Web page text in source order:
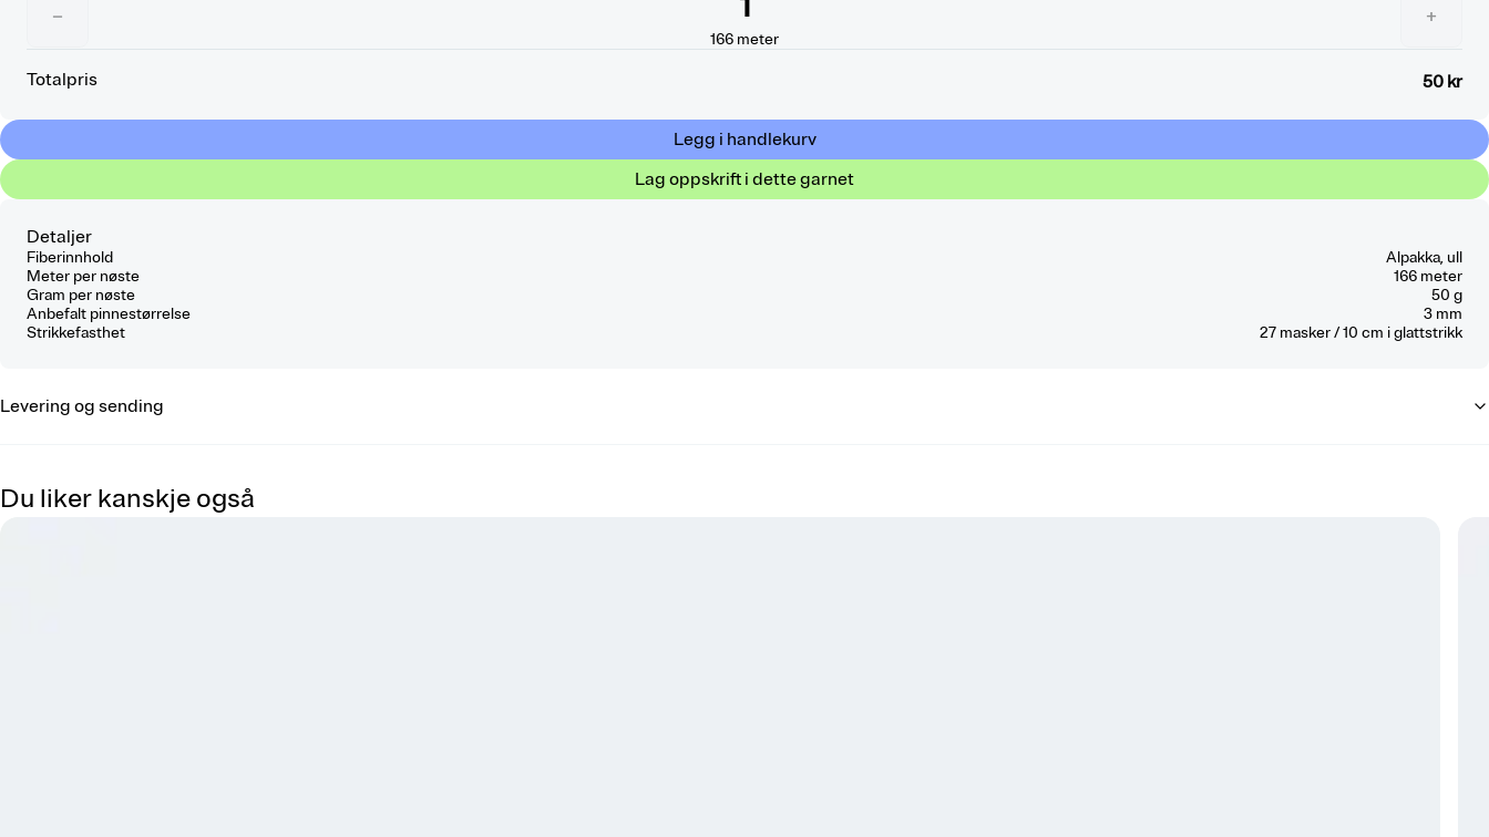
−
166 meter
+
Totalpris 50 kr
Legg i handlekurv
Lag oppskrift i dette garnet
Detaljer
Fiberinnhold
Alpakka, ull
Meter per nøste
166 meter
Gram per nøste
50 g
Anbefalt pinnestørrelse
3 mm
Strikkefasthet
27 masker / 10 cm i glattstrikk
Levering og sending
Du liker kanskje også